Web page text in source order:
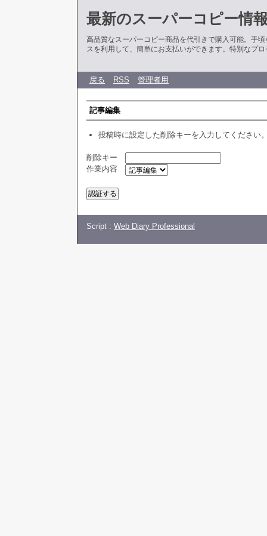
最新のスーパーコピー情
高品質なスーパーコピー商品を代引きで購入可能。手
スを利用して、簡単にお支払いができます。特別なプ
戻る RSS 管理者用
記事編集
投稿時に設定した削除キーを入力してください
削除キー
作業内容
Script : Web Diary Professional